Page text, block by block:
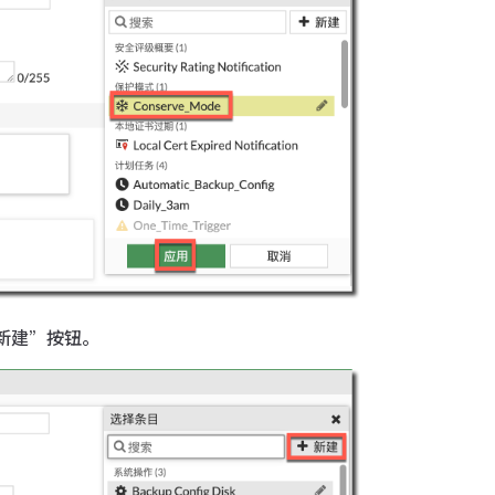
”按钮。